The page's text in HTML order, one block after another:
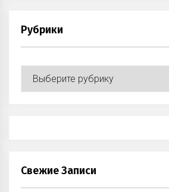
Рубрики
Рубрики
Свежие Записи